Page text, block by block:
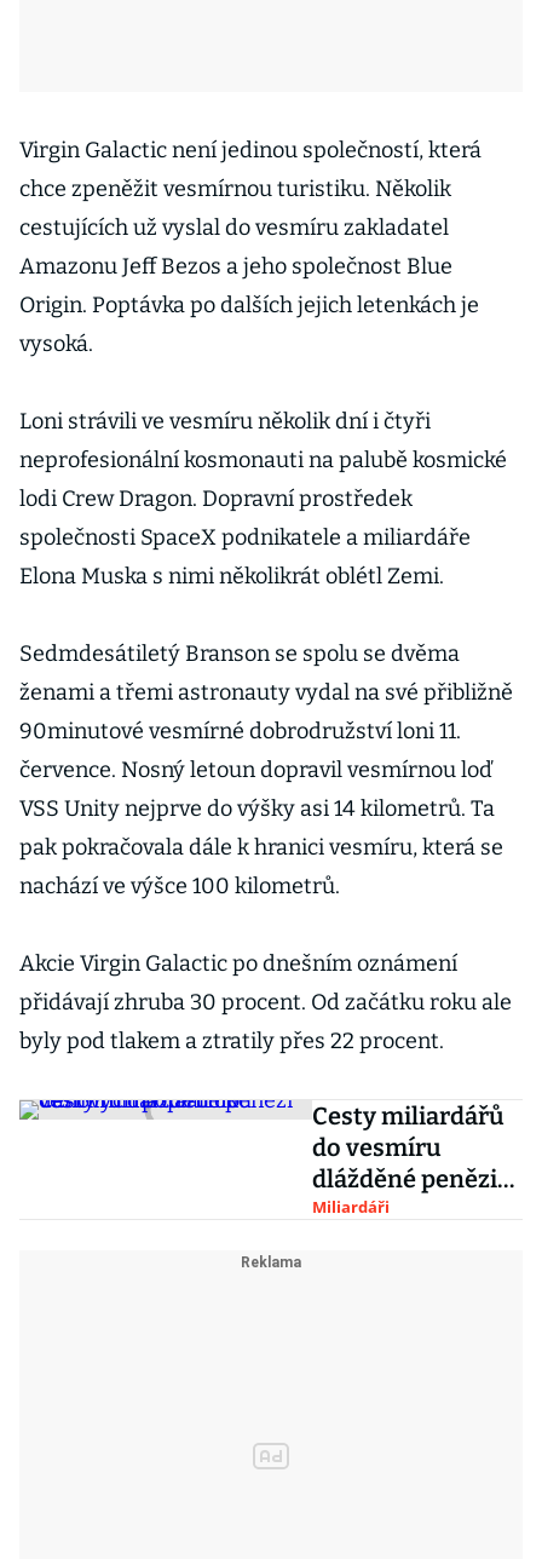
Virgin Galactic není jedinou společností, která
chce zpeněžit vesmírnou turistiku. Několik
cestujících už vyslal do vesmíru zakladatel
Amazonu Jeff Bezos a jeho společnost Blue
Origin. Poptávka po dalších jejich letenkách je
vysoká.
Loni strávili ve vesmíru několik dní i čtyři
neprofesionální kosmonauti na palubě kosmické
lodi Crew Dragon. Dopravní prostředek
společnosti SpaceX podnikatele a miliardáře
Elona Muska s nimi několikrát oblétl Zemi.
Sedmdesátiletý Branson se spolu se dvěma
ženami a třemi astronauty vydal na své přibližně
90minutové vesmírné dobrodružství loni 11.
července. Nosný letoun dopravil vesmírnou loď
VSS Unity nejprve do výšky asi 14 kilometrů. Ta
pak pokračovala dále k hranici vesmíru, která se
nachází ve výšce 100 kilometrů.
Akcie Virgin Galactic po dnešním oznámení
přidávají zhruba 30 procent. Od začátku roku ale
byly pod tlakem a ztratily přes 22 procent.
Cesty miliardářů
do vesmíru
dlážděné penězi
daňových
Miliardáři